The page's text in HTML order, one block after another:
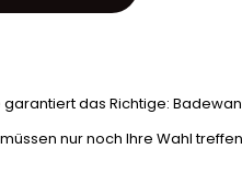
das Richtige:
nur noch Ihre Wahl